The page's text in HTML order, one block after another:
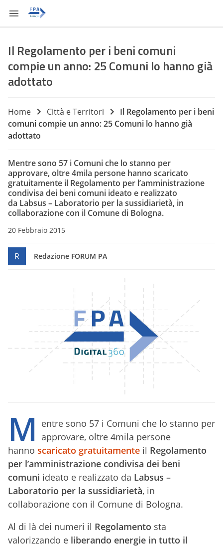
Il Regolamento per i beni comuni
compie un anno: 25 Comuni lo hanno già
adottato
Home Città e Territori
Il Regolamento per i beni
comuni compie un anno: 25 Comuni lo hanno già
adottato
Mentre sono 57 i Comuni che lo stanno per
approvare, oltre 4mila persone hanno scaricato
gratuitamente il Regolamento per l’amministrazione
condivisa dei beni comuni ideato e realizzato
da Labsus – Laboratorio per la sussidiarietà, in
collaborazione con il Comune di Bologna.
20 Febbraio 2015
R Redazione FORUM PA
M
entre sono 57 i Comuni che lo stanno per
approvare, oltre 4mila persone
hanno scaricato gratuitamente il Regolamento
per l’amministrazione condivisa dei beni
comuni ideato e realizzato da Labsus –
Laboratorio per la sussidiarietà, in
collaborazione con il Comune di Bologna.
Al di là dei numeri il Regolamento sta
valorizzando e liberando energie in tutto il